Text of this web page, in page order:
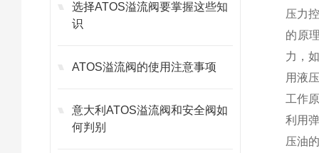
选择ATOS溢流阀要掌握这些知
识
ATOS溢流阀的使用注意事项
意大利ATOS溢流阀和安全阀如
何判别
压力
的原
力，
用液
工作
利用
压油